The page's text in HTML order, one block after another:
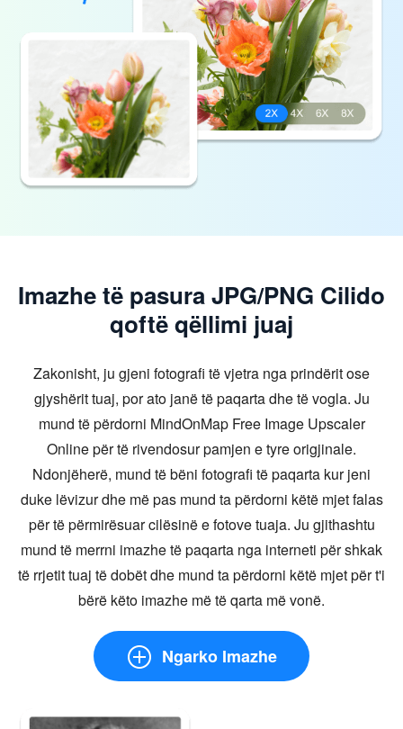
Imazhe të pasura JPG/PNG Cilido
qoftë qëllimi juaj
Zakonisht, ju gjeni fotografi të vjetra nga prindërit ose
gjyshërit tuaj, por ato janë të paqarta dhe të vogla. Ju
mund të përdorni MindOnMap Free Image Upscaler
Online për të rivendosur pamjen e tyre origjinale.
Ndonjëherë, mund të bëni fotografi të paqarta kur jeni
duke lëvizur dhe më pas mund ta përdorni këtë mjet falas
për të përmirësuar cilësinë e fotove tuaja. Ju gjithashtu
mund të merrni imazhe të paqarta nga interneti për shkak
të rrjetit tuaj të dobët dhe mund ta përdorni këtë mjet për t'i
bërë këto imazhe më të qarta më vonë.
Ngarko Imazhe